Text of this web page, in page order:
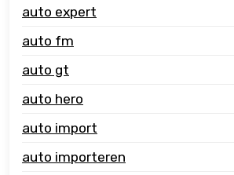
auto expert
auto fm
auto gt
auto hero
auto import
auto importeren